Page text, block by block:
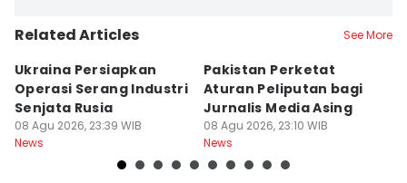
Related Articles See More
Ukraina Persiapkan
Operasi Serang Industri
Senjata Rusia
08 Agu 2026, 23:39 WIB
News
Pakistan Perketat
Aturan Peliputan bagi
Jurnalis Media Asing
08 Agu 2026, 23:10 WIB
News